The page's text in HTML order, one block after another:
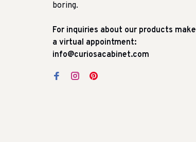
boring.
For inquiries about our products make
a virtual appointment:
info@curiosacabinet.com